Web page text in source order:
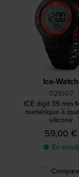
Ice-Watch
021007
ICE digit 35 mm
numérique à
silicone
59,00 €
● En stock